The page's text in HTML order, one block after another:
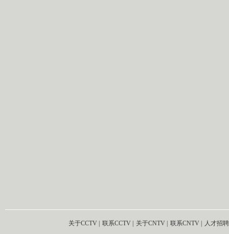
关于CCTV | 联系CCTV | 关于CNTV | 联系CNTV | 人才招聘